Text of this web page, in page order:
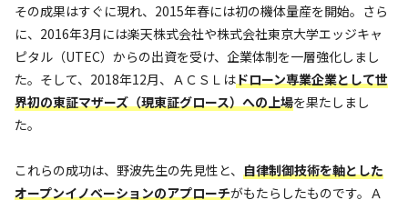
ンの歴史をつくってきた人物と言えます。そんな
野波さんに、これまでの歩みやドローンの...
その成果はすぐに現れ、2015年春には初の機体量産を開始。さら
に、2016年3月には楽天株式会社や株式会社東京大学エッジキャ
ピタル（UTEC）からの出資を受け、企業体制を一層強化しまし
た。そして、2018年12月、ＡＣＳＬはドローン専業企業として世
界初の東証マザーズ（現東証グロース）への上場を果たしまし
た。
これらの成功は、野波先生の先見性と、 自律制御技術を軸とした
オープンイノベーションのアプローチがもたらしたものです。Ａ